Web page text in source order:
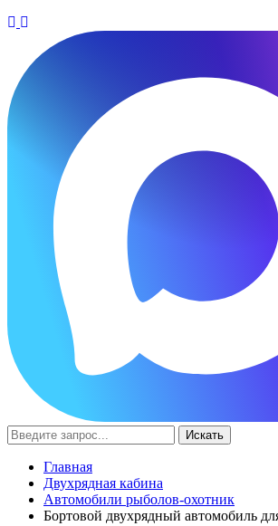
Искать
Главная
Двухрядная кабина
Автомобили рыболов-охотник
Бортовой двухрядный автомобиль